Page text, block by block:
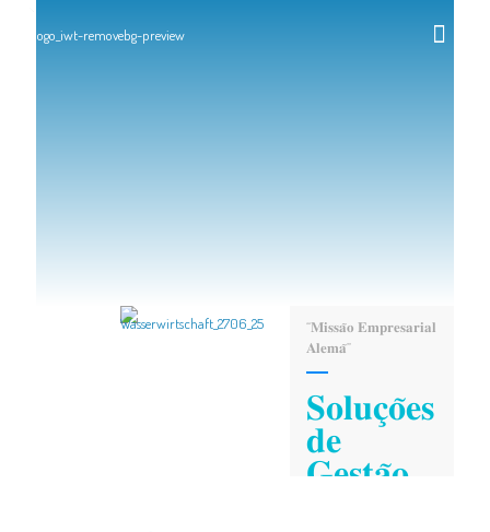
“𝐌𝐢𝐬𝐬𝐚̃𝐨 𝐄𝐦𝐩𝐫𝐞𝐬𝐚𝐫𝐢𝐚𝐥
𝐀𝐥𝐞𝐦𝐚̃”
𝐒𝐨𝐥𝐮𝐜̧𝐨̃𝐞𝐬
𝐝𝐞
𝐆𝐞𝐬𝐭𝐚̃𝐨